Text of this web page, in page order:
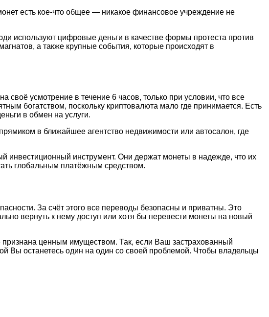
есть кое-что общее — никакое финансовое учреждение не
используют цифровые деньги в качестве формы протеста против
а также крупные события, которые происходят в
усмотрение в течение 6 часов, только при условии, что все
богатством, поскольку криптовалюта мало где принимается. Есть
в обмен на услуги.
в ближайшее агентство недвижимости или автосалон, где
инвестиционный инструмент. Они держат монеты в надежде, что их
глобальным платёжным средством.
За счёт этого все переводы безопасны и приватны. Это
вернуть к нему доступ или хотя бы перевести монеты на новый
признана ценным имуществом. Так, если Ваш застрахованный
Вы останетесь один на один со своей проблемой. Чтобы владельцы